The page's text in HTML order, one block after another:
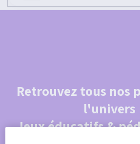
Retrouvez tous nos
l'univers
Jeux éducatifs &